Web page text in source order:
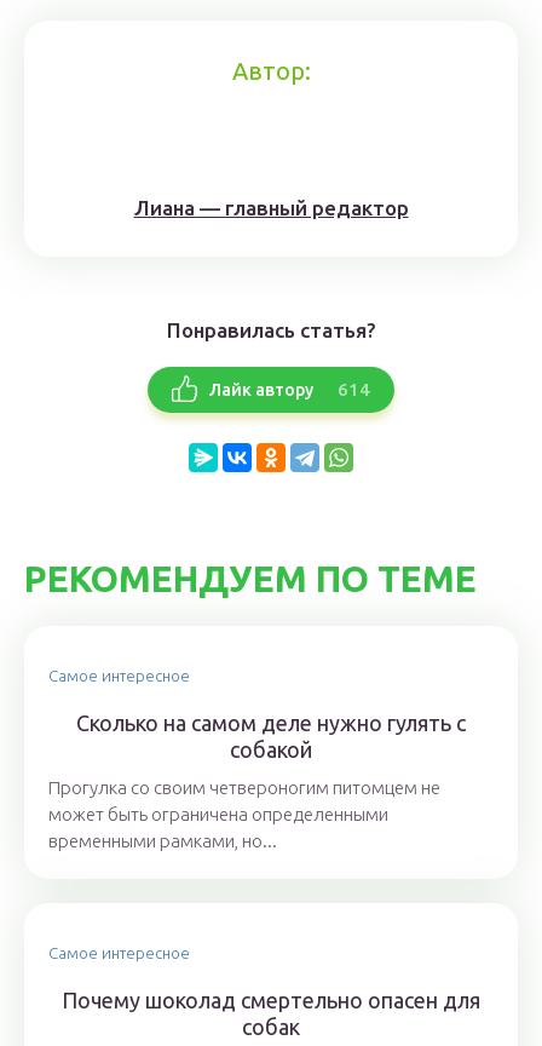
Автор:
Лиана — главный редактор
Понравилась статья?
Лайк автору 614
РЕКОМЕНДУЕМ ПО ТЕМЕ
Самое интересное
Сколько на самом деле нужно гулять с
собакой
Прогулка со своим четвероногим питомцем не
может быть ограничена определенными
временными рамками, но...
Самое интересное
Почему шоколад смертельно опасен для
собак